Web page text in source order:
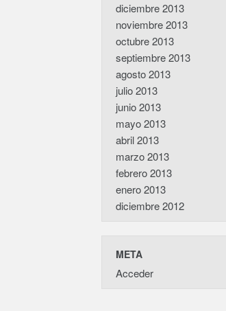
diciembre 2013
noviembre 2013
octubre 2013
septiembre 2013
agosto 2013
julio 2013
junio 2013
mayo 2013
abril 2013
marzo 2013
febrero 2013
enero 2013
diciembre 2012
META
Acceder